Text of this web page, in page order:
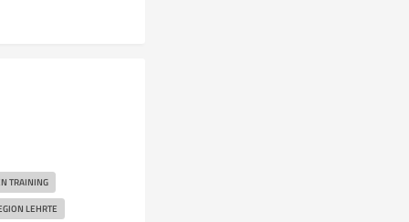
TRAINING
LEHRTE